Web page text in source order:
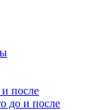
после
до и после